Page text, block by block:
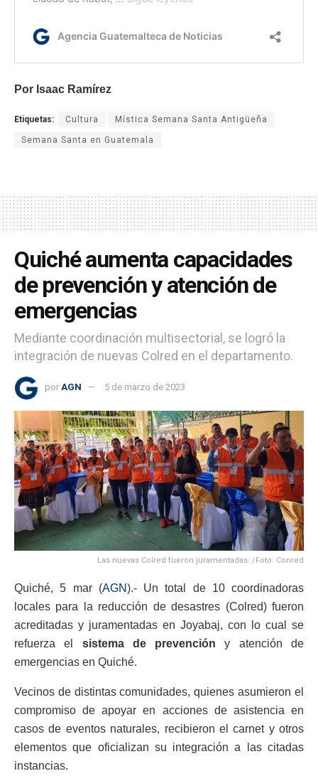
Por Isaac Ramírez
Etiquetas: Cultura Mística Semana Santa Antigüeña
Semana Santa en Guatemala
Quiché aumenta capacidades
de prevención y atención de
emergencias
Mediante coordinación multisectorial, se logró la
integración de nuevas Colred en el departamento.
por AGN 5 de marzo de 2023
Las nuevas Colred fueron juramentadas. /Foto: Conred
Quiché, 5 mar (AGN).- Un total de 10 coordinadoras
locales para la reducción de desastres (Colred) fueron
acreditadas y juramentadas en Joyabaj, con lo cual se
refuerza el sistema de prevención y atención de
emergencias en Quiché.
Vecinos de distintas comunidades, quienes asumieron el
compromiso de apoyar en acciones de asistencia en
casos de eventos naturales, recibieron el carnet y otros
elementos que oficializan su integración a las citadas
instancias.